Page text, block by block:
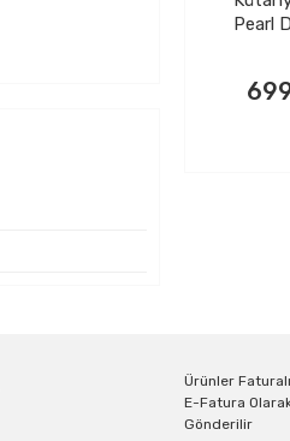
Pearl
Ürünler
E-Fatura
Gönderilir